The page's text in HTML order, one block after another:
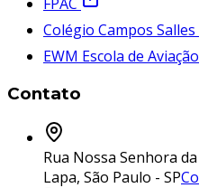
FPAC
Colégio Campos Salles
EWM Escola de Aviação
Contato
Rua Nossa Senhora
Lapa, São Paulo - SP